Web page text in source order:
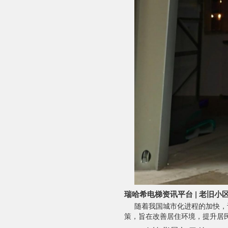
瑞哈希电梯资讯平台 | 老旧小
随着我国城市化进程的加快
策，旨在改善居住环境，提升居